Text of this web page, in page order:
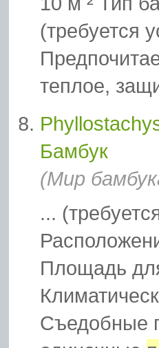
(требуется
теплое,
Бамбук
(Мир
...
Площадь
Съедобные